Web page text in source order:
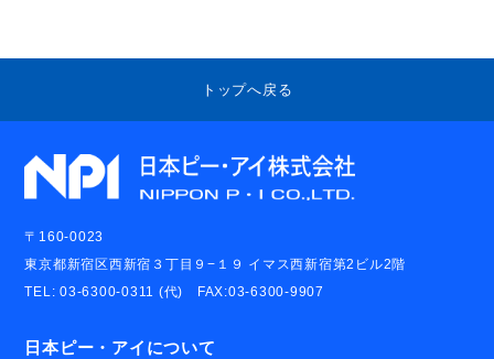
トップへ戻る
〒160-0023
東京都新宿区西新宿３丁目９−１９ イマス西新宿第2ビル2階
TEL: 03-6300-0311 (代) FAX:03-6300-9907
日本ピー・アイについて